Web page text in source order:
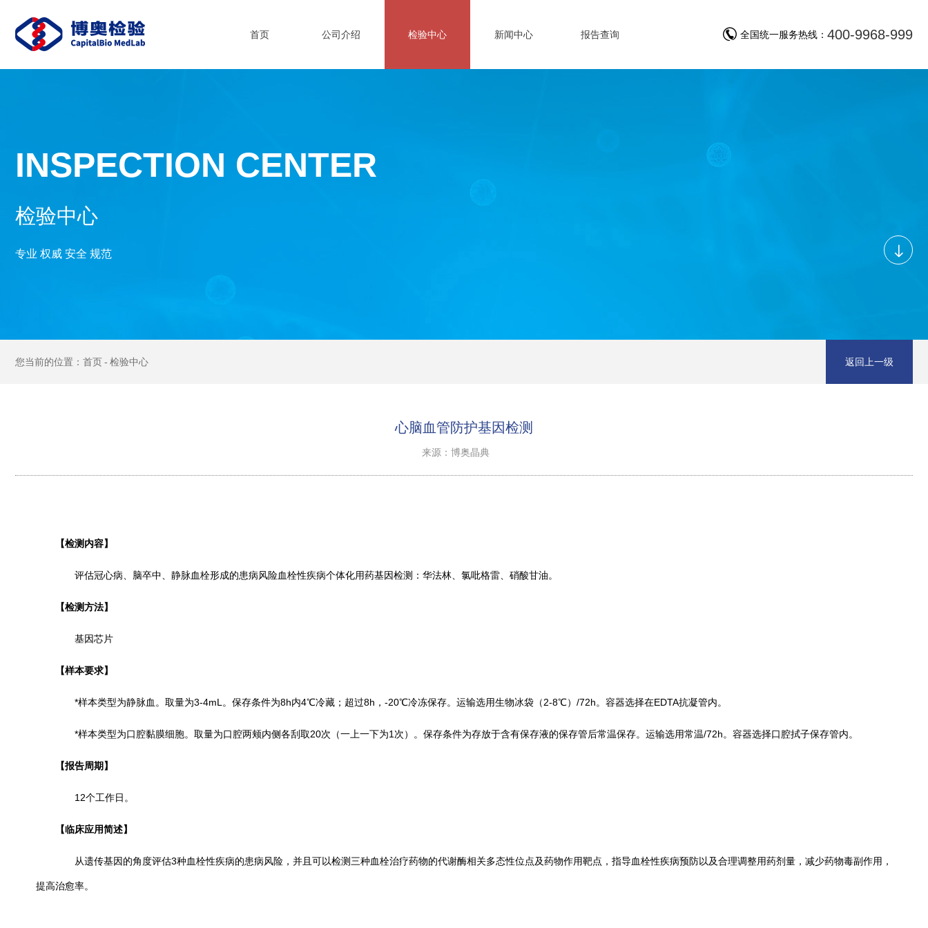
首页 公司介绍 检验中心 新闻中心 报告查询 全国统一服务热线： 400-9968-999
INSPECTION CENTER
检验中心
专业 权威 安全 规范
首页 检验中心 返回上一级
心脑血管防护基因检测
来源：博奥晶典
【检测内容】
评估冠心病、脑卒中、静脉血栓形成的患病风险血栓性疾病个体化用药基因检测：华法林、氯吡格雷、硝酸甘油。
【检测方法】
基因芯片
【样本要求】
*样本类型为静脉血。取量为3-4mL。保存条件为8h内4℃冷藏；超过8h，-20℃冷冻保存。运输选用生物冰袋（2-8℃）/72h。容器选择在EDTA抗凝管内。
*样本类型为口腔黏膜细胞。取量为口腔两颊内侧各刮取20次（一上一下为1次）。保存条件为存放于含有保存液的保存管后常温保存。运输选用常温/72h。容器选择口腔拭子保存管内。
【报告周期】
12个工作日。
【临床应用简述】
从遗传基因的角度评估3种血栓性疾病的患病风险，并且可以检测三种血栓治疗药物的代谢酶相关多态性位点及药物作用靶点，指导血栓性疾病预防以及合理调整用药剂量，减少药物毒副作用，
提高治愈率。